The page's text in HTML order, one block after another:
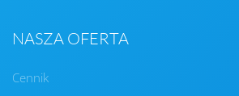
NASZA OFERTA
Cennik